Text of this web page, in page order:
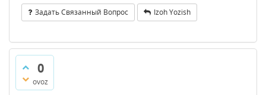
Задать Связанный Вопрос Izoh Yozish
0
ovoz